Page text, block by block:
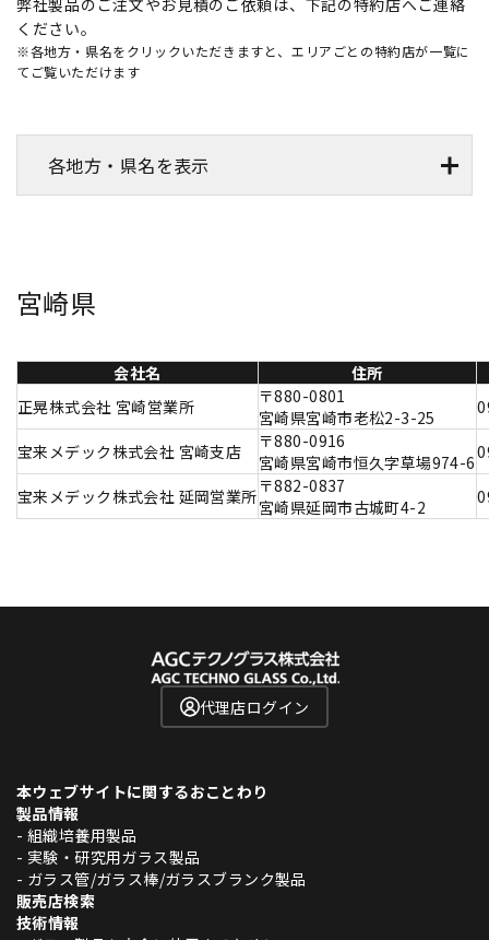
弊社製品のご注文やお見積のご依頼は、下記の特約店へご連絡
ください。
※各地方・県名をクリックいただきますと、エリアごとの特約店が一覧に
てご覧いただけます
各地方・県名を表示
宮崎県
会社名
住所
正晃株式会社 宮崎営業所
〒880-0801
宮崎県宮崎市老松2-3-25
宝来メデック株式会社 宮崎支店
〒880-0916
宮崎県宮崎市恒久字草場974-6
宝来メデック株式会社 延岡営業所 〒882-0837
宮崎県延岡市古城町4-2
代理店ログイン
本ウェブサイトに関するおことわり
製品情報
- 組織培養用製品
- 実験・研究用ガラス製品
- ガラス管/ガラス棒/ガラスブランク製品
販売店検索
技術情報